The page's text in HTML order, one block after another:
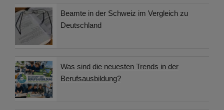
Beamte in der Schweiz im Vergleich zu
Deutschland
Was sind die neuesten Trends in der
Berufsausbildung?